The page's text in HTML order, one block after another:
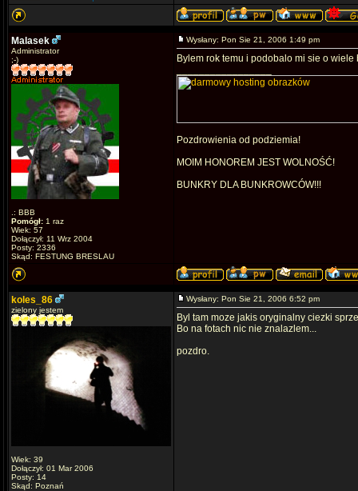
Malasek
Administrator
;-)
.: BBB
Pomógł: 1 raz
Wiek: 57
Dołączył: 11 Wrz 2004
Posty: 2336
Skąd: FESTUNG BRESLAU
Wysłany: Pon Sie 21, 2006 1:49 pm
Bylem rok temu i podobalo mi sie o
Pozdrowienia od podziemia!
MOIM HONOREM JEST WOLNOŚĆ!
BUNKRY DLA BUNKROWCÓW!!!
koles_86
zielony jestem
Wiek: 39
Dołączył: 01 Mar 2006
Posty: 14
Skąd: Poznań
Wysłany: Pon Sie 21, 2006 6:52 pm
Byl tam moze jakis oryginalny ciezki
Bo na fotach nic nie znalazlem...
pozdro.